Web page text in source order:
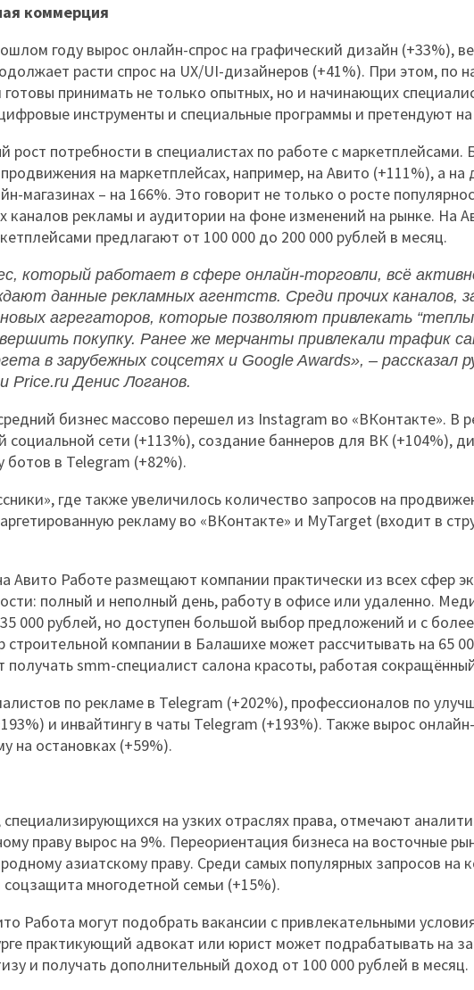
коммерция
году вырос онлайн-спрос на графический дизайн (+33%),
расти спрос на UX/UI-дизайнеров (+41%). При этом, по
принимать не только опытных, но и начинающих
инструменты и специальные программы и претендуют
рост потребности в специалистах по работе с маркетплейсами.
на маркетплейсах, например, на Авито (+111%), а на
магазинах – на 166%. Это говорит не только о росте
каналов рекламы и аудитории на фоне изменений на рынке. На
предлагают от 100 000 до 200 000 рублей в месяц.
который работает в сфере онлайн-торговли, всё
данные рекламных агентств. Среди прочих каналов,
агрегаторов, которые позволяют привлекать
покупку. Ранее же мерчанты привлекали трафик
в зарубежных соцсетях и Google Awards», – рассказал
Price.ru Денис Логанов.
бизнес массово перешел из Instagram во «ВКонтакте». В
социальной сети (+113%), создание баннеров для ВК (+104%),
ботов в Telegram (+82%).
где также увеличилось количество запросов на
рекламу во «ВКонтакте» и MyTarget (входит в
Авито Работе размещают компании практически из всех сфер
полный и неполный день, работу в офисе или удаленно.
000 рублей, но доступен большой выбор предложений и с
компании в Балашихе может рассчитывать на 65
получать smm-специалист салона красоты, работая
по рекламе в Telegram (+202%), профессионалов по
и инвайтингу в чаты Telegram (+193%). Также вырос
на остановках (+59%).
на узких отраслях права, отмечают
праву вырос на 9%. Переориентация бизнеса на восточные
азиатскому праву. Среди самых популярных запросов на
многодетной семьи (+15%).
Работа могут подобрать вакансии с привлекательными
практикующий адвокат или юрист может подрабатывать на
и получать дополнительный доход от 100 000 рублей в месяц.